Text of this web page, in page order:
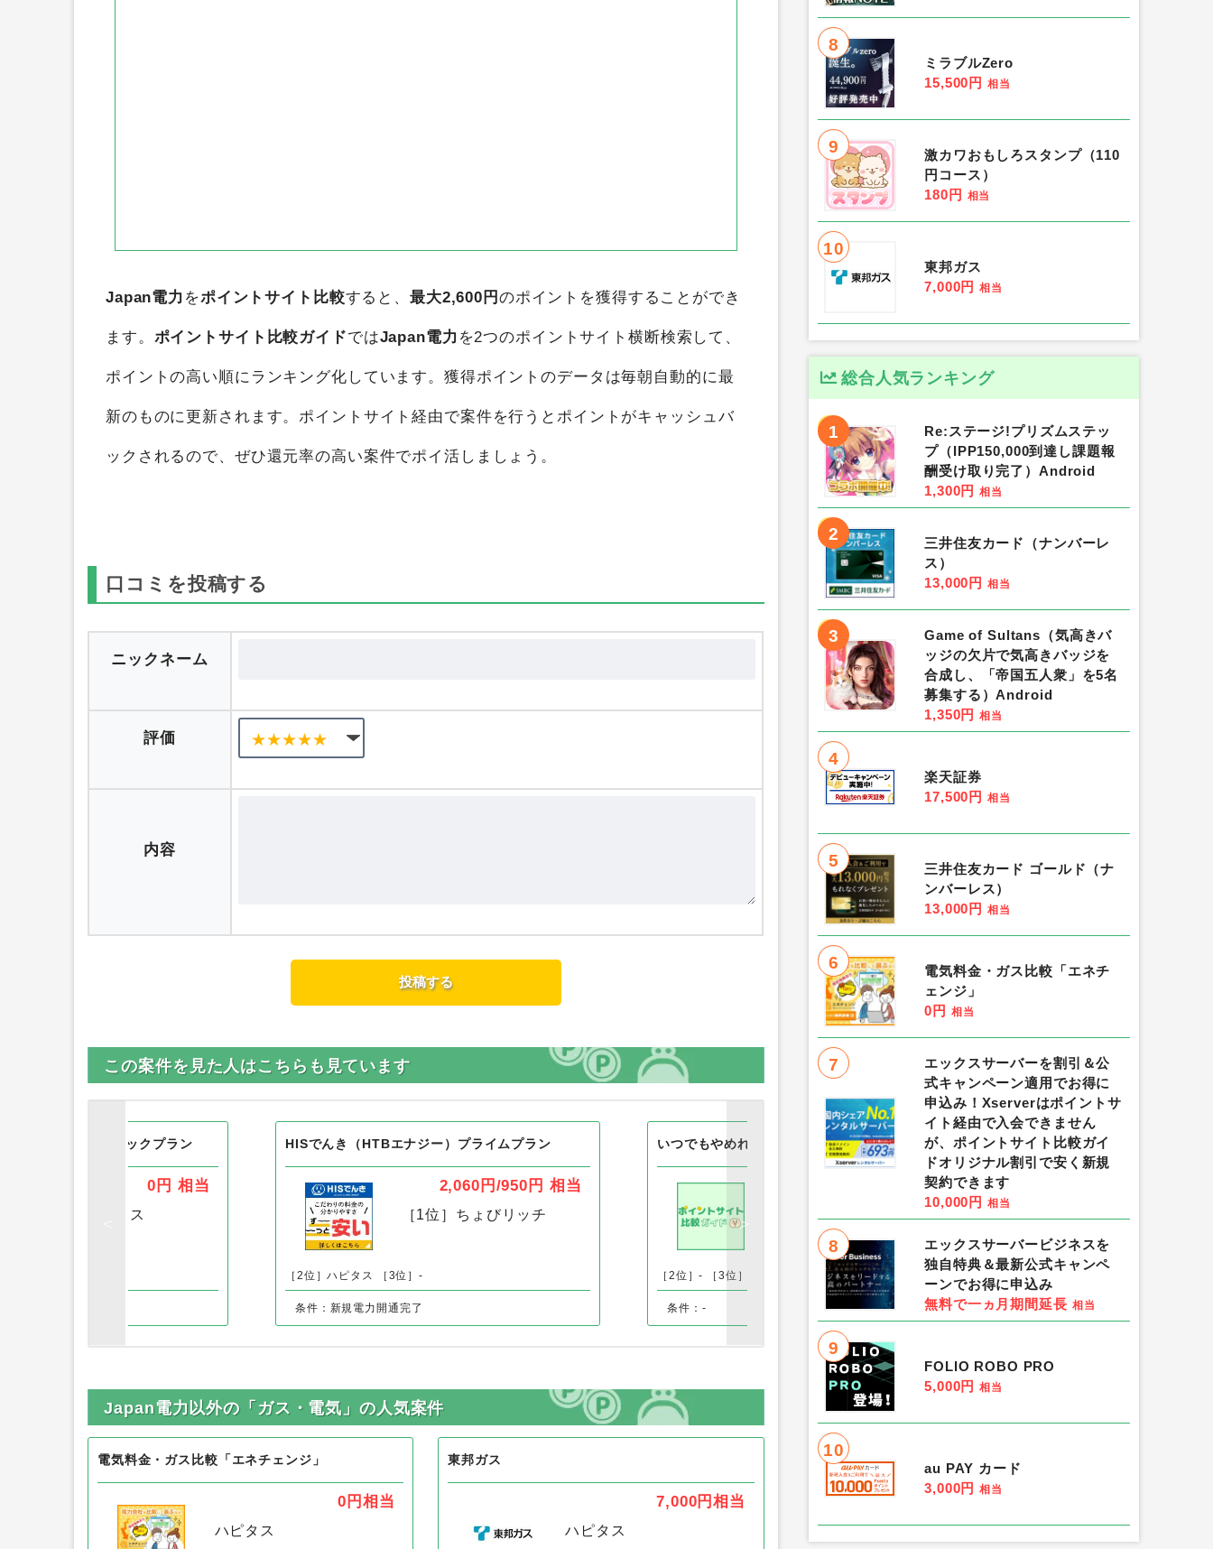
Japan電力 をポイントサイト比較すると、 最大2,600円 のポイントを獲得することができ
ます。 ポイントサイト比較ガイド では Japan電力 を2つのポイントサイト横断検索して、
ポイントの高い順にランキング化しています。獲得ポイントのデータは毎朝自動的に最
口コミを投稿する
ニックネーム
内容
この案件を見た人はこちらも見ています
HISでんき（HTBエナジー）プライムプラン
［1位］
条件：新規電力開通完了
0円 相当
ハピタス
条件：-
［2位］ハピタス
Japan電力以外の「ガス・電気」の人気案件
8
ミラブルZero
15,500円 相当
9
激カワおもしろスタンプ（110
円コース）
180円 相当
10
東邦ガス
7,000円 相当
総合人気ランキング
1
Re:ステージ!プリズムステッ
プ（IPP150,000到達し課題報
酬受け取り完了）Android
1,300円 相当
2
三井住友カード（ナンバーレ
ス）
13,000円 相当
3
Game of Sultans（気高きバ
ッジの欠片で気高きバッジを
合成し、「帝国五人衆」を5名
募集する）Android
1,350円 相当
4
楽天証券
17,500円 相当
5
三井住友カード ゴールド（ナ
ンバーレス）
13,000円 相当
6
電気料金・ガス比較「エネチ
ェンジ」
0円 相当
7
エックスサーバーを割引＆公
式キャンペーン適用でお得に
申込み！Xserverはポイントサ
イト経由で入会できません
が、ポイントサイト比較ガイ
ドオリジナル割引で安く新規
契約できます
10,000円 相当
8
エックスサーバービジネスを
独自特典＆最新公式キャンペ
ーンでお得に申込み
無料で一ヵ月期間延長 相当
9
FOLIO ROBO PRO
5,000円 相当
10
au PAY カード
3,000円 相当